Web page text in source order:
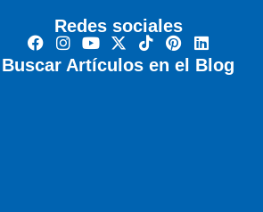
Redes sociales
Buscar Artículos en el Blog